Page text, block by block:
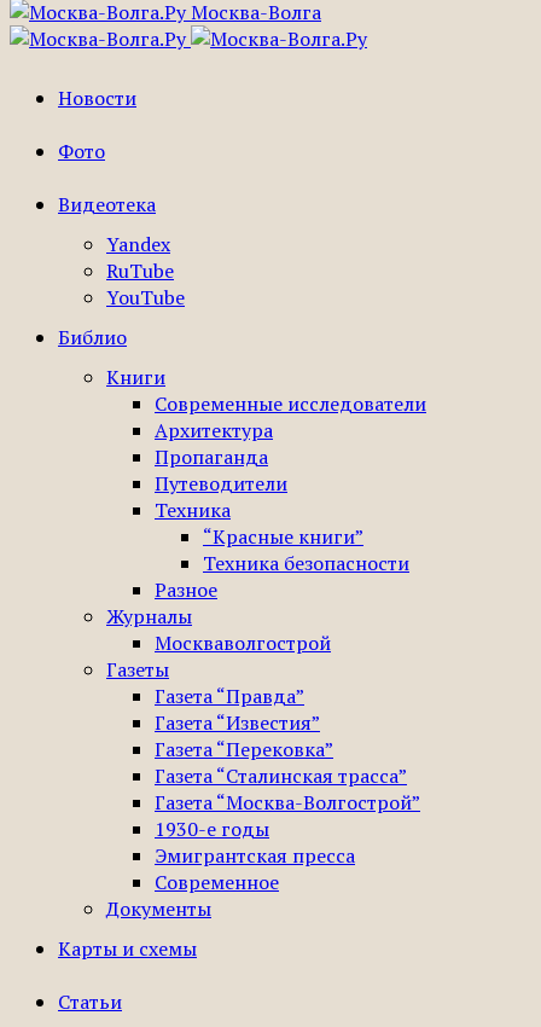
Москва-Волга
Новости
Фото
Видеотека
Yandex
RuTube
YouTube
Библио
Книги
Современные исследователи
Архитектура
Пропаганда
Путеводители
Техника
“Красные книги”
Техника безопасности
Разное
Журналы
Москваволгострой
Газеты
Газета “Правда”
Газета “Известия”
Газета “Перековка”
Газета “Сталинская трасса”
Газета “Москва-Волгострой”
1930-е годы
Эмигрантская пресса
Современное
Документы
Карты и схемы
Статьи